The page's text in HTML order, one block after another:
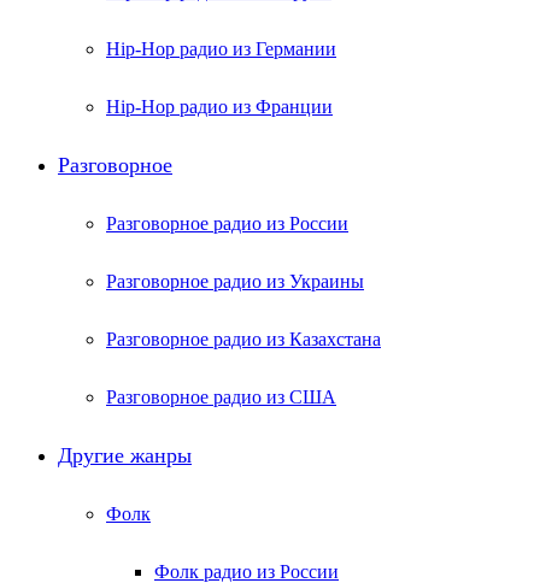
Hip-Hop радио из Германии
Hip-Hop радио из Франции
Разговорное
Разговорное радио из России
Разговорное радио из Украины
Разговорное радио из Казахстана
Разговорное радио из США
Другие жанры
Фолк
Фолк радио из России